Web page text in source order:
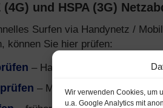
Wir verwenden Cookies, um
u.a. Google Analytics mit
(4G) und HSPA (3G)
Surfen via Handynetz /
können Sie hier prüfen:
– Handynetz mit LTE / HSPA
– Mobilfunk-Netz LTE /